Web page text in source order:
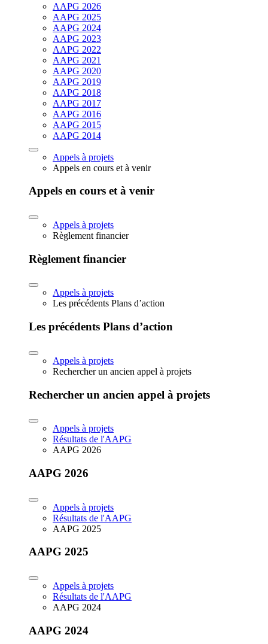
AAPG 2026
AAPG 2025
AAPG 2024
AAPG 2023
AAPG 2022
AAPG 2021
AAPG 2020
AAPG 2019
AAPG 2018
AAPG 2017
AAPG 2016
AAPG 2015
AAPG 2014
Appels à projets
Appels en cours et à venir
Appels en cours et à venir
Appels à projets
Règlement financier
Règlement financier
Appels à projets
Les précédents Plans d’action
Les précédents Plans d’action
Appels à projets
Rechercher un ancien appel à projets
Rechercher un ancien appel à projets
Appels à projets
Résultats de l'AAPG
AAPG 2026
AAPG 2026
Appels à projets
Résultats de l'AAPG
AAPG 2025
AAPG 2025
Appels à projets
Résultats de l'AAPG
AAPG 2024
AAPG 2024